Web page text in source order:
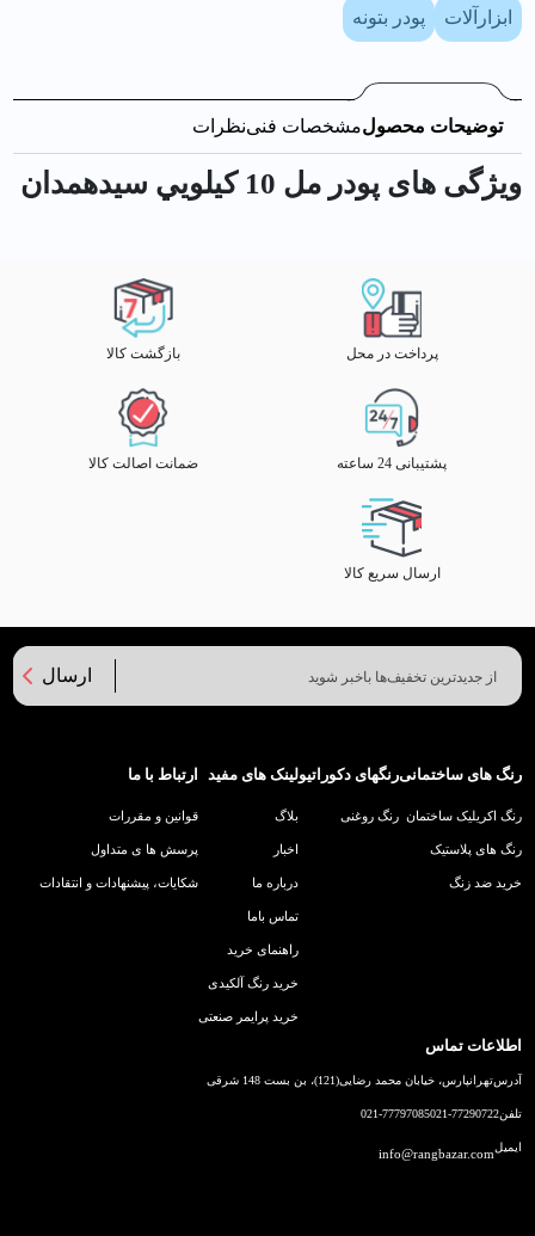
ابزارآلات پودر بتونه
توضیحات محصولمشخصات فنینظرات
ویژگی های پودر مل 10 كيلويي سيدهمدان
پرداخت در محل بازگشت کالا
پشتیبانی 24 ساعته ضمانت اصالت کالا
ارسال سریع کالا
ارسال
رنگ های ساختمانی
رنگ اکریلیک ساختمان
رنگ های پلاستیک
خرید ضد زنگ
رنگهای دکوراتیو
رنگ روغنی
لینک های مفید
بلاگ
اخبار
درباره ما
تماس باما
راهنمای خرید
خرید رنگ آلکیدی
خرید پرایمر صنعتی
ارتباط با ما
قوانین و مقررات
پرسش ها ی متداول
شکایات، پیشنهادات و انتقادات
اطلاعات تماس
آدرستهرانپارس، خیابان محمد رضایی(121)، بن بست 148 شرقی
تلفن021-77290722
021-77797085
ایمیلinfo@rangbazar.com